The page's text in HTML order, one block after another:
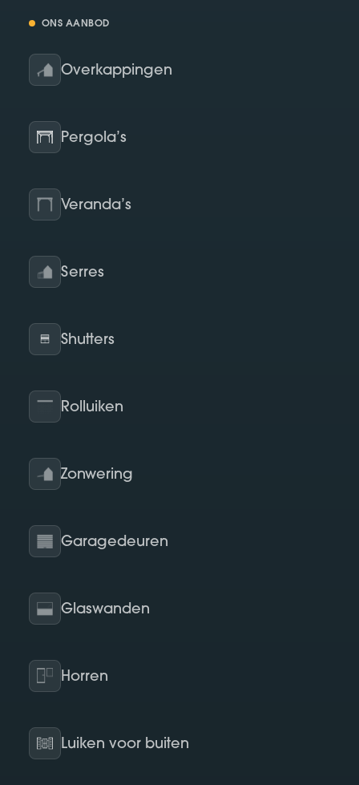
ONS AANBOD
Overkappingen
Pergola’s
Veranda’s
Serres
Shutters
Rolluiken
Zonwering
Garagedeuren
Glaswanden
Horren
Luiken voor buiten